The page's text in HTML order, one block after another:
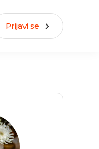
Prijavi se